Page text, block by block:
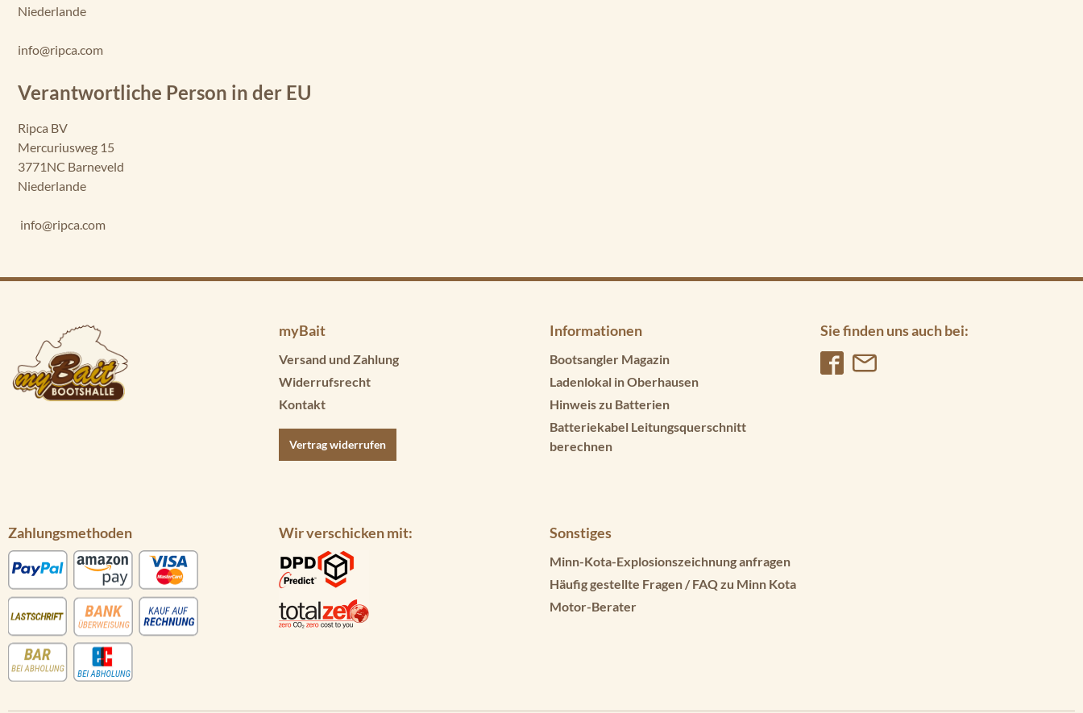
Niederlande
info@ripca.com
Verantwortliche Person in der EU
Ripca BV
Mercuriusweg 15
3771NC Barneveld
Niederlande
info@ripca.com
myBait
Versand und Zahlung
Widerrufsrecht
Kontakt
Vertrag widerrufen
Informationen
Bootsangler Magazin
Ladenlokal in Oberhausen
Hinweis zu Batterien
Batteriekabel Leitungsquerschnitt
berechnen
Sie finden uns auch bei:
Zahlungsmethoden Wir verschicken mit: Sonstiges
Minn-Kota-Explosionszeichnung anfragen
Häufig gestellte Fragen / FAQ zu Minn Kota
Motor-Berater